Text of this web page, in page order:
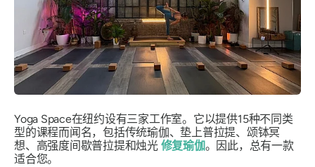
Yoga Space在纽约设有三家工作室。它以提供15种不同类
型的课程而闻名，包括传统瑜伽、垫上普拉提、颂钵冥
想、高强度间歇普拉提和烛光 修复瑜伽。因此，总有一款
适合您。